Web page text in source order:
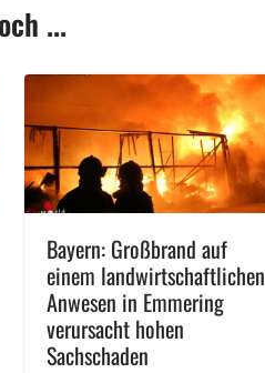
...
Bayern: Großbrand auf
einem landwirtschaftlichen
Anwesen in Emmering
verursacht hohen
Sachschaden